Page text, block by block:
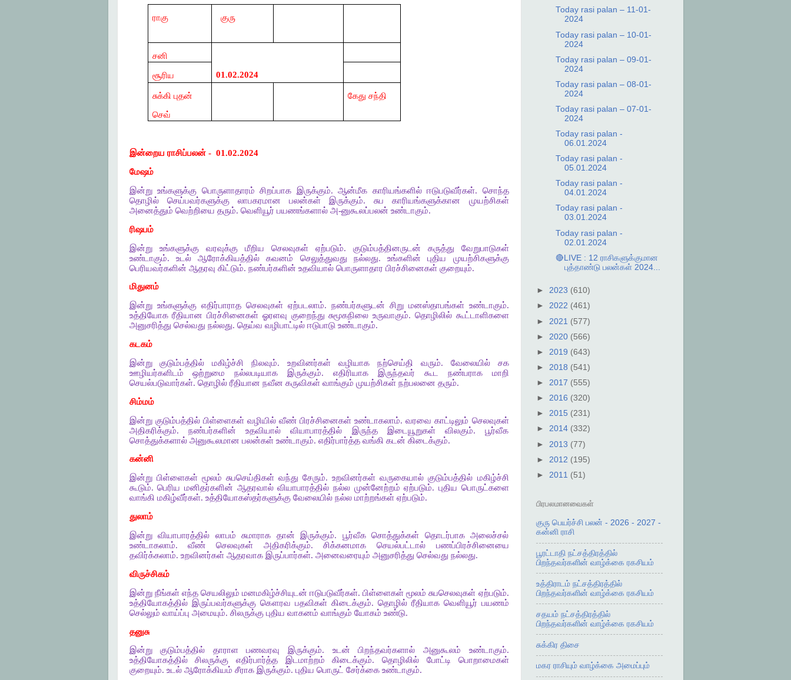
ராகு குரு
சனி
01.02.2024
சூரிய
சுக்கி புதன்
செவ்
கேது சந்தி
இன்றைய ராசிப்பலன் - 01.02.2024
மேஷம்
இன்று உங்களுக்கு பொருளாதாரம் சிறப்பாக இருக்கும். ஆன்மீக காரியங்களில் ஈடுபடுவீர்கள். சொந்த
தொழில் செய்பவர்களுக்கு லாபகரமான பலன்கள் இருக்கும். சுப காரியங்களுக்கான முயற்சிகள்
அனைத்தும் வெற்றியை தரும். வெளியூர் பயணங்களால் அ-னுகூலப்பலன் உண்டாகும்.
ரிஷபம்
இன்று உங்களுக்கு வரவுக்கு மீறிய செலவுகள் ஏற்படும். குடும்பத்தினருடன் கருத்து வேறுபாடுகள்
உண்டாகும். உடல் ஆரோக்கியத்தில் கவனம் செலுத்துவது நல்லது. உங்களின் புதிய முயற்சிகளுக்கு
பெரியவர்களின் ஆதரவு கிட்டும். நண்பர்களின் உதவியால் பொருளாதார பிரச்சினைகள் குறையும்.
மிதுனம்
இன்று உங்களுக்கு எதிர்பாராத செலவுகள் ஏற்படலாம். நண்பர்களுடன் சிறு மனஸ்தாபங்கள் உண்டாகும்.
உத்தியோக ரீதியான பிரச்சினைகள் ஓரளவு குறைந்து சுமூகநிலை உருவாகும். தொழிலில் கூட்டாளிகளை
அனுசரித்து செல்வது நல்லது. தெய்வ வழிபாட்டில் ஈடுபாடு உண்டாகும்.
கடகம்
இன்று குடும்பத்தில் மகிழ்ச்சி நிலவும். உறவினர்கள் வழியாக நற்செய்தி வரும். வேலையில் சக
ஊழியர்களிடம் ஒற்றுமை நல்லபடியாக இருக்கும். எதிரியாக இருந்தவர் கூட நண்பராக மாறி
செயல்படுவார்கள். தொழில் ரீதியான நவீன கருவிகள் வாங்கும் முயற்சிகள் நற்பலனை தரும்.
சிம்மம்
இன்று குடும்பத்தில் பிள்ளைகள் வழியில் வீண் பிரச்சினைகள் உண்டாகலாம். வரவை காட்டிலும் செலவுகள்
அதிகரிக்கும். நண்பர்களின் உதவியால் வியாபாரத்தில் இருந்த இடையூறுகள் விலகும். பூர்வீக
சொத்துக்களால் அனுகூலமான பலன்கள் உண்டாகும். எதிர்பார்த்த வங்கி கடன் கிடைக்கும்.
கன்னி
இன்று பிள்ளைகள் மூலம் சுபசெய்திகள் வந்து சேரும். உறவினர்கள் வருகையால் குடும்பத்தில் மகிழ்ச்சி
கூடும். பெரிய மனிதர்களின் ஆதரவால் வியாபாரத்தில் நல்ல முன்னேற்றம் ஏற்படும். புதிய பொருட்களை
வாங்கி மகிழ்வீர்கள். உத்தியோகஸ்தர்களுக்கு வேலையில் நல்ல மாற்றங்கள் ஏற்படும்.
துலாம்
இன்று வியாபாரத்தில் லாபம் சுமாராக தான் இருக்கும். பூர்வீக சொத்துக்கள் தொடர்பாக அலைச்சல்
உண்டாகலாம். வீண் செலவுகள் அதிகரிக்கும். சிக்கனமாக செயல்பட்டால் பணப்பிரச்சினையை
தவிர்க்கலாம். உறவினர்கள் ஆதரவாக இருப்பார்கள். அனைவரையும் அனுசரித்து செல்வது நல்லது.
விருச்சிகம்
இன்று நீங்கள் எந்த செயலிலும் மனமகிழ்ச்சியுடன் ஈடுபடுவீர்கள். பிள்ளைகள் மூலம் சுபசெலவுகள் ஏற்படும்.
உத்தியோகத்தில் இருப்பவர்களுக்கு கௌரவ பதவிகள் கிடைக்கும். தொழில் ரீதியாக வெளியூர் பயணம்
செல்லும் வாய்ப்பு அமையும். சிலருக்கு புதிய வாகனம் வாங்கும் யோகம் உண்டு.
தனுசு
இன்று குடும்பத்தில் தாராள பணவரவு இருக்கும். உடன் பிறந்தவர்களால் அனுகூலம் உண்டாகும்.
உத்தியோகத்தில் சிலருக்கு எதிர்பார்த்த இடமாற்றம் கிடைக்கும். தொழிலில் போட்டி பொறாமைகள்
குறையும். உடல் ஆரோக்கியம் சீராக இருக்கும். புதிய பொருட் சேர்க்கை உண்டாகும்.
Today rasi palan – 11-01-
2024
Today rasi palan – 10-01-
2024
Today rasi palan – 09-01-
2024
Today rasi palan – 08-01-
2024
Today rasi palan – 07-01-
2024
Today rasi palan -
06.01.2024
Today rasi palan -
05.01.2024
Today rasi palan -
04.01.2024
Today rasi palan -
03.01.2024
Today rasi palan -
02.01.2024
🔴LIVE : 12 ராசிகளுக்குமான
புத்தாண்டு பலன்கள் 2024...
► 2023 (610)
► 2022 (461)
► 2021 (577)
► 2020 (566)
► 2019 (643)
► 2018 (541)
► 2017 (555)
► 2016 (320)
► 2015 (231)
► 2014 (332)
► 2013 (77)
► 2012 (195)
► 2011 (51)
பிரபலமானவைகள்
குரு பெயர்ச்சி பலன் - 2026 - 2027 -
கன்னி ராசி
பூரட்டாதி நட்சத்திரத்தில்
பிறந்தவர்களின் வாழ்க்கை ரகசியம்
உத்திராடம் நட்சத்திரத்தில்
பிறந்தவர்களின் வாழ்க்கை ரகசியம்
சதயம் நட்சத்திரத்தில்
பிறந்தவர்களின் வாழ்க்கை ரகசியம்
சுக்கிர திசை
மகர ராசியும் வாழ்க்கை அமைப்பும்